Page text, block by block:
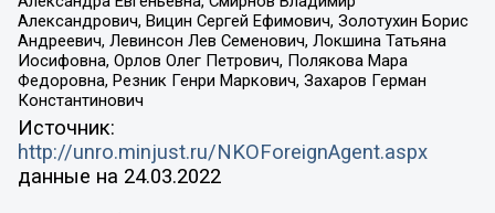
Александрович, Вицин Сергей Ефимович, Золотухин Борис
Андреевич, Левинсон Лев Семенович, Локшина Татьяна
Иосифовна, Орлов Олег Петрович, Полякова Мара
Федоровна, Резник Генри Маркович, Захаров Герман
Константинович
Источник:
http://unro.minjust.ru/NKOForeignAgent.aspx
данные на 24.03.2022